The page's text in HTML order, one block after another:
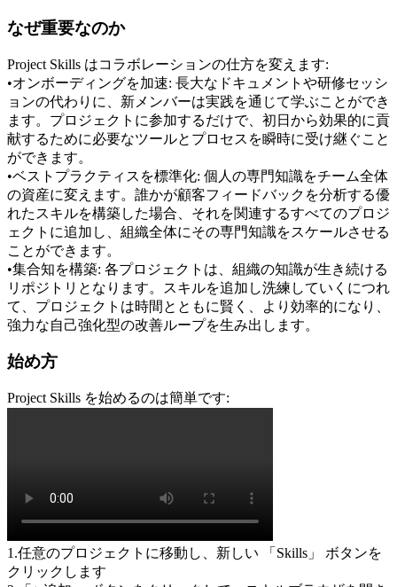
なぜ重要なのか
Project Skills はコラボレーションの仕方を変えます:
•オンボーディングを加速: 長大なドキュメントや研修セッシ
ョンの代わりに、新メンバーは実践を通じて学ぶことができ
ます。プロジェクトに参加するだけで、初日から効果的に貢
献するために必要なツールとプロセスを瞬時に受け継ぐこと
ができます。
•ベストプラクティスを標準化: 個人の専門知識をチーム全体
の資産に変えます。誰かが顧客フィードバックを分析する優
れたスキルを構築した場合、それを関連するすべてのプロジ
ェクトに追加し、組織全体にその専門知識をスケールさせる
ことができます。
•集合知を構築: 各プロジェクトは、組織の知識が生き続ける
リポジトリとなります。スキルを追加し洗練していくにつれ
て、プロジェクトは時間とともに賢く、より効率的になり、
強力な自己強化型の改善ループを生み出します。
始め方
Project Skills を始めるのは簡単です:
1 .任意のプロジェクトに移動し、新しい 「Skills」
ボタンを
クリックします